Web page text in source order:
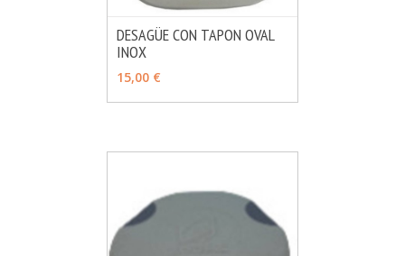
VER OPCIONES
DESAGÜE CON TAPON OVAL
INOX
15,00 €